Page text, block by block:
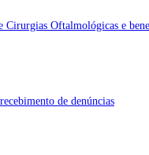
Cirurgias Oftalmológicas e
de denúncias